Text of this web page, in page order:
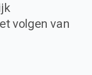
volgen van